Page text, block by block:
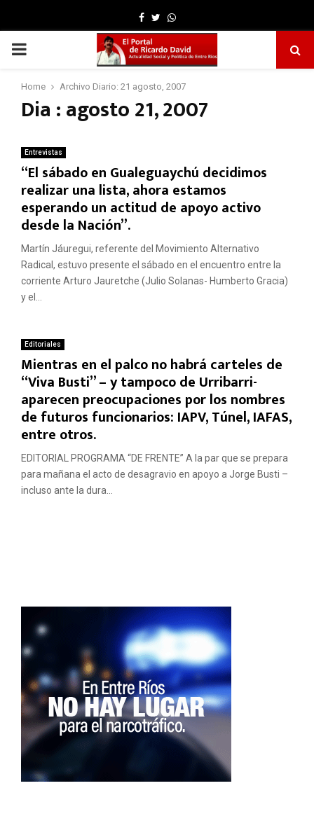
Facebook
TwitterWhatsapp
PRIMARY
MENU
Home Archivo Diario: 21 agosto, 2007
Dia : agosto 21, 2007
Entrevistas
“El sábado en Gualeguaychú decidimos
realizar una lista, ahora estamos
esperando un actitud de apoyo activo
desde la Nación”.
Martín Jáuregui, referente del Movimiento Alternativo
Radical, estuvo presente el sábado en el encuentro entre la
corriente Arturo Jauretche (Julio Solanas- Humberto Gracia)
y el...
Editoriales
Mientras en el palco no habrá carteles de
“Viva Busti” – y tampoco de Urribarri-
aparecen preocupaciones por los nombres
de futuros funcionarios: IAPV, Túnel, IAFAS,
entre otros.
EDITORIAL PROGRAMA “DE FRENTE” A la par que se prepara
para mañana el acto de desagravio en apoyo a Jorge Busti –
incluso ante la dura...